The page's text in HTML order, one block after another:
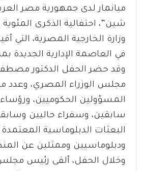
ميانمار لدى جمهورية مصر
شين”، احتفالية الذكرى
وزارة الخارجية المصرية، التي
في العاصمة الإدارية الجديدة
وقد حضر الحفل الدكتور
مجلس الوزراء المصري، وعدد من
المسؤولين الحكوميين، ورؤساء
سابقين، وسفراء حاليين
البعثات الدبلوماسية
ودبلوماسيين وممثلين عن
وخلال الحفل، ألقى رئيس مجلس